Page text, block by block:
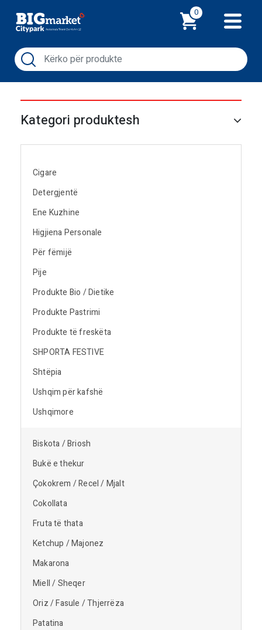
0
Kategori produktesh
Cigare
Detergjentë
Ene Kuzhine
Higjiena Personale
Për fëmijë
Pije
Produkte Bio / Dietike
Produkte Pastrimi
Produkte të freskëta
SHPORTA FESTIVE
Shtëpia
Ushqim për kafshë
Ushqimore
Biskota / Briosh
Bukë e thekur
Çokokrem / Recel / Mjalt
Cokollata
Fruta të thata
Ketchup / Majonez
Makarona
Miell / Sheqer
Oriz / Fasule / Thjerrëza
Patatina